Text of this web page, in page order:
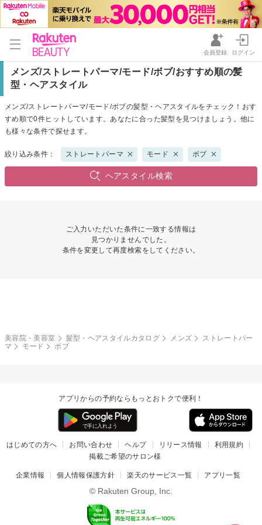
会員登録 ログイン
メンズ/ストレートパーマ/モード/ボブ/おすすめ順の髪
型・ヘアスタイル
メンズ/ストレートパーマ/モード/ボブの髪型・ヘアスタイルをチェック！おす
すめ順で0件ヒットしています。あなたに合った髪型を見つけましょう。他に
も様々な条件で探せます。
絞り込み条件： ストレートパーマ モード ボブ
ヘアスタイル検索
ご入力いただいた条件に一致する情報は
見つかりませんでした。
条件を変更して再度検索をしてください。
美容院・美容室 髪型・ヘアスタイルカタログ メンズ
ストレートパー
マ
モード ボブ
アプリからの予約ならもっとおトクで便利！
はじめての方へ お問い合わせ ヘルプ リリース情報
利用規約
掲載ご希望のサロン様
企業情報 個人情報保護方針 楽天のサービス一覧 アプリ一覧
© Rakuten Group, Inc.